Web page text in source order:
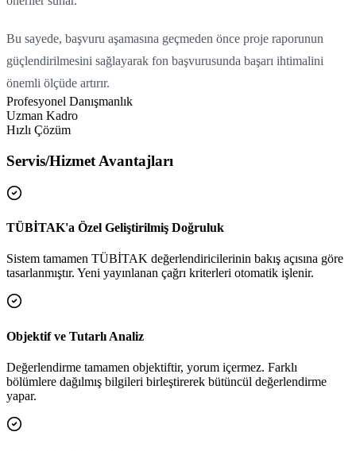
Bu sayede, başvuru aşamasına geçmeden önce proje raporunun
güçlendirilmesini sağlayarak fon başvurusunda başarı ihtimalini
önemli ölçüde artırır.
Profesyonel Danışmanlık
Uzman Kadro
Hızlı Çözüm
Servis/Hizmet Avantajları
TÜBİTAK'a Özel Geliştirilmiş Doğruluk
Sistem tamamen TÜBİTAK değerlendiricilerinin bakış açısına göre
tasarlanmıştır. Yeni yayınlanan çağrı kriterleri otomatik işlenir.
Objektif ve Tutarlı Analiz
Değerlendirme tamamen objektiftir, yorum içermez. Farklı
bölümlere dağılmış bilgileri birleştirerek bütüncül değerlendirme
yapar.